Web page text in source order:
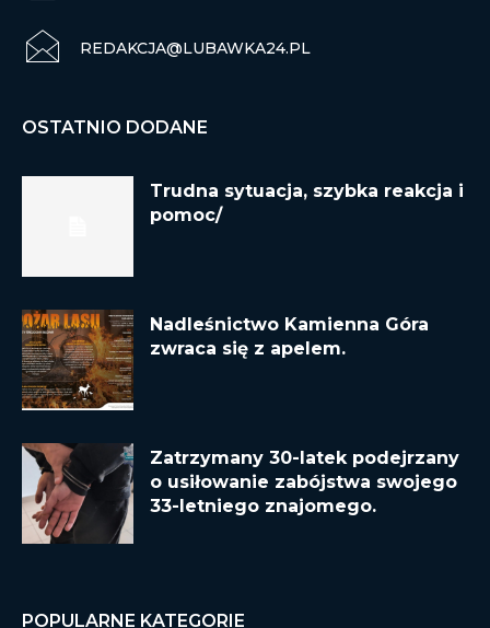
REDAKCJA@LUBAWKA24.PL
OSTATNIO DODANE
Trudna sytuacja, szybka reakcja i
pomoc/
Nadleśnictwo Kamienna Góra
zwraca się z apelem.
Zatrzymany 30-latek podejrzany
o usiłowanie zabójstwa swojego
33-letniego znajomego.
POPULARNE KATEGORIE